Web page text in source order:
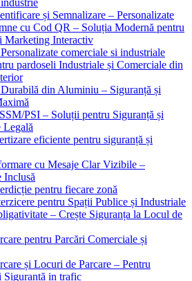
și Semnalizare – Personalizate
cu Cod QR – Soluția Modernă pentru
Marketing Interactiv
comerciale si industriale
pardoseli Industriale și Comerciale din
din Aluminiu – Siguranță și
PSI – Soluții pentru Siguranță și
Legală
eficiente pentru siguranță și
cu Mesaje Clar Vizibile –
Inclusă
pentru fiecare zonă
pentru Spații Publice și Industriale
– Crește Siguranța la Locul de
pentru Parcări Comerciale și
și Locuri de Parcare – Pentru
Siguranță in trafic